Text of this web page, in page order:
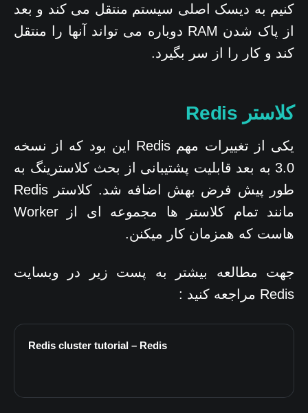
کنیم به دیسک اصلی سیستم منتقل می کند و بعد
از پاک شدن RAM دوباره می تواند آنها را منتقل
کند و کار را از سر بگیرد.
کلاستر Redis
یکی از تغییرات مهم Redis این بود که از نسخه
3.0 به بعد قابلیت پشتیبانی از بحث کلاسترینگ به
طور پیش فرض بهش اضافه شد. کلاستر Redis
مانند تمام کلاستر ها مجموعه ای از Worker
هاست که همزمان کار میکنن.
جهت مطالعه بیشتر به پست زیر در وبسایت
Redis مراجعه کنید :
Redis cluster tutorial – Redis